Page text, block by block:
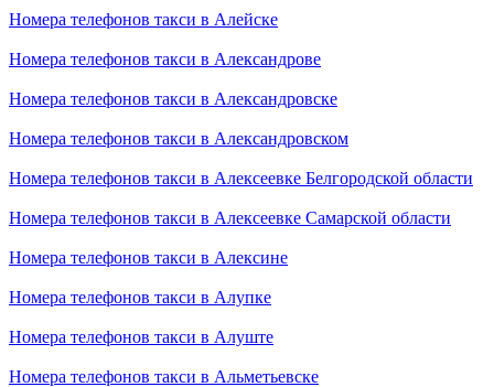
Номера телефонов такси в Алейске
Номера телефонов такси в Александрове
Номера телефонов такси в Александровске
Номера телефонов такси в Александровском
Номера телефонов такси в Алексеевке Белгородской области
Номера телефонов такси в Алексеевке Самарской области
Номера телефонов такси в Алексине
Номера телефонов такси в Алупке
Номера телефонов такси в Алуште
Номера телефонов такси в Альметьевске